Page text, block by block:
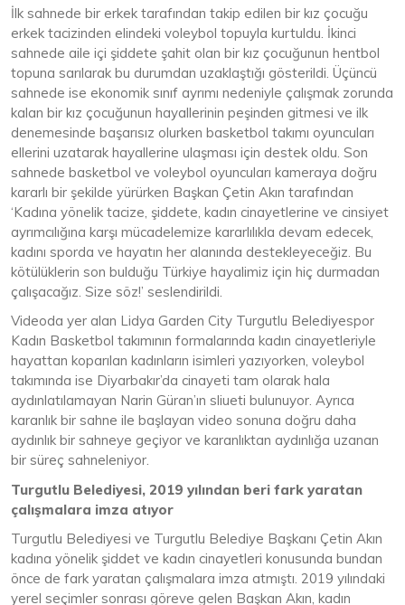
İlk sahnede bir erkek tarafından takip edilen bir kız çocuğu
erkek tacizinden elindeki voleybol topuyla kurtuldu. İkinci
sahnede aile içi şiddete şahit olan bir kız çocuğunun hentbol
topuna sarılarak bu durumdan uzaklaştığı gösterildi. Üçüncü
sahnede ise ekonomik sınıf ayrımı nedeniyle çalışmak zorunda
kalan bir kız çocuğunun hayallerinin peşinden gitmesi ve ilk
denemesinde başarısız olurken basketbol takımı oyuncuları
ellerini uzatarak hayallerine ulaşması için destek oldu. Son
sahnede basketbol ve voleybol oyuncuları kameraya doğru
kararlı bir şekilde yürürken Başkan Çetin Akın tarafından
‘Kadına yönelik tacize, şiddete, kadın cinayetlerine ve cinsiyet
ayrımcılığına karşı mücadelemize kararlılıkla devam edecek,
kadını sporda ve hayatın her alanında destekleyeceğiz. Bu
kötülüklerin son bulduğu Türkiye hayalimiz için hiç durmadan
çalışacağız. Size söz!’ seslendirildi.
Videoda yer alan Lidya Garden City Turgutlu Belediyespor
Kadın Basketbol takımının formalarında kadın cinayetleriyle
hayattan koparılan kadınların isimleri yazıyorken, voleybol
takımında ise Diyarbakır’da cinayeti tam olarak hala
aydınlatılamayan Narin Güran’ın sliueti bulunuyor. Ayrıca
karanlık bir sahne ile başlayan video sonuna doğru daha
aydınlık bir sahneye geçiyor ve karanlıktan aydınlığa uzanan
bir süreç sahneleniyor.
Turgutlu Belediyesi, 2019 yılından beri fark yaratan
çalışmalara imza atıyor
Turgutlu Belediyesi ve Turgutlu Belediye Başkanı Çetin Akın
kadına yönelik şiddet ve kadın cinayetleri konusunda bundan
önce de fark yaratan çalışmalara imza atmıştı. 2019 yılındaki
yerel seçimler sonrası göreve gelen Başkan Akın, kadın